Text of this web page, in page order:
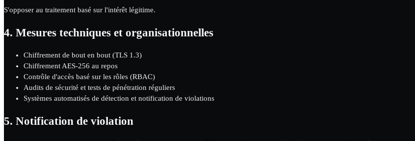
S'opposer au traitement basé sur l'intérêt légitime.
4. Mesures techniques et organisationnelles
Chiffrement de bout en bout (TLS 1.3)
Chiffrement AES-256 au repos
Contrôle d'accès basé sur les rôles (RBAC)
Audits de sécurité et tests de pénétration réguliers
Systèmes automatisés de détection et notification de violations
5. Notification de violation